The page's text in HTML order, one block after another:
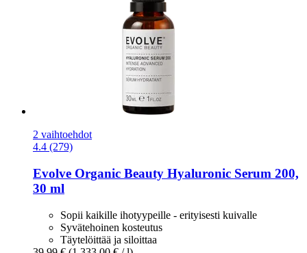
2 vaihtoehdot
4.4 (279)
Evolve Organic Beauty Hyaluronic Serum 200,
30 ml
Sopii kaikille ihotyypeille - erityisesti kuivalle
Syvätehoinen kosteutus
Täytelöittää ja siloittaa